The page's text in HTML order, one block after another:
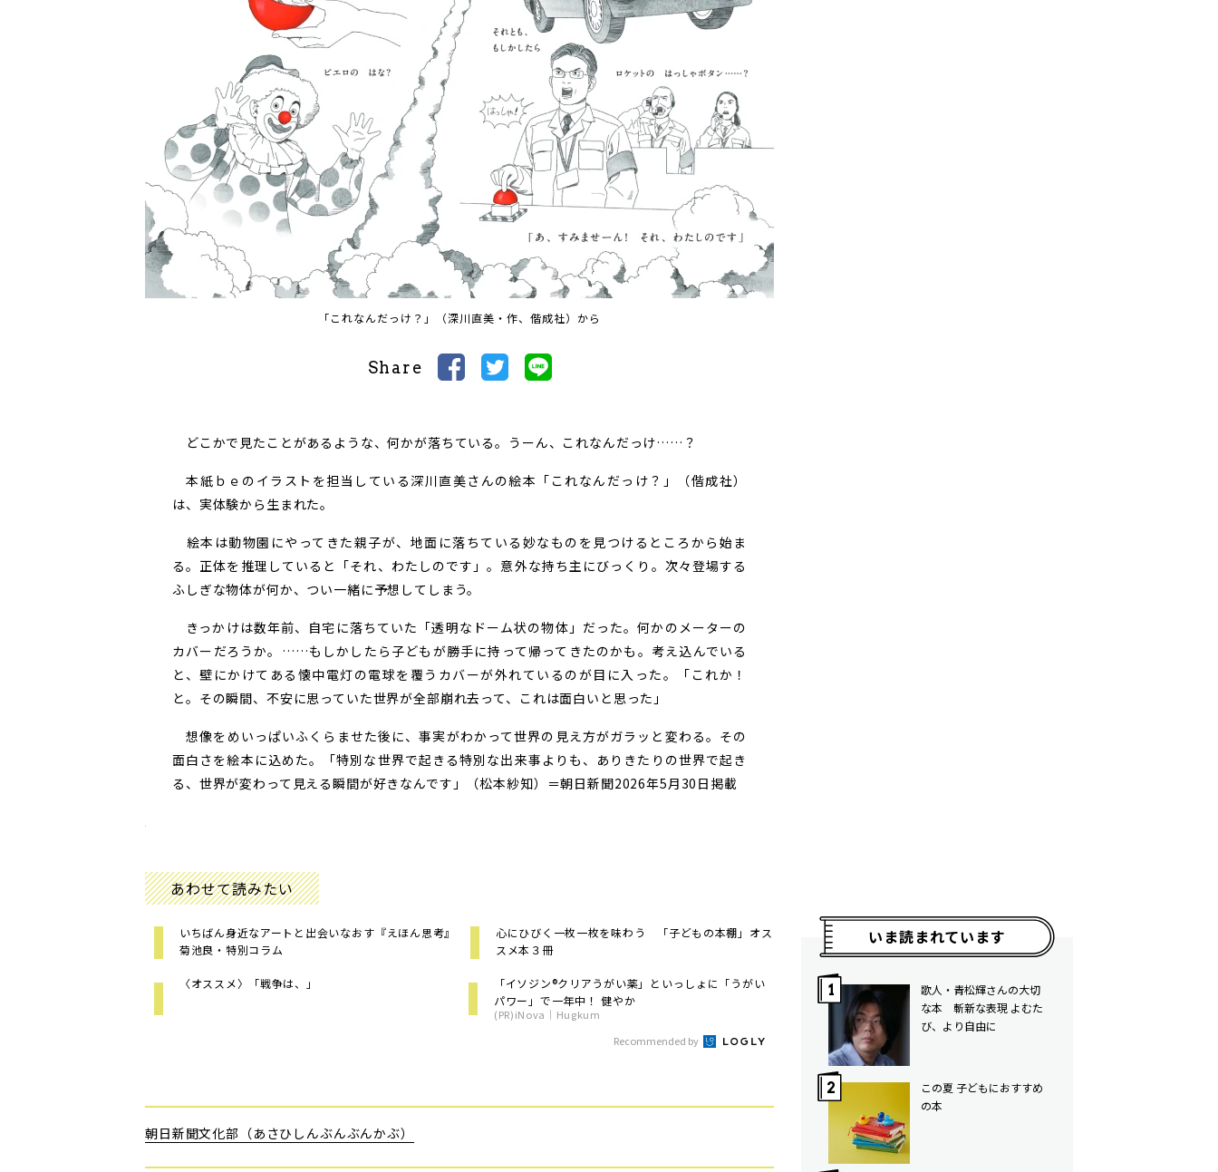
「これなんだっけ？」（深川直美・作、偕成社）から
Share
どこかで見たことがあるような、何かが落ちている。うーん、これなんだっけ……？
本紙ｂｅのイラストを担当している深川直美さんの絵本「これなんだっけ？」（偕成社）
は、実体験から生まれた。
絵本は動物園にやってきた親子が、地面に落ちている妙なものを見つけるところから始ま
る。正体を推理していると「それ、わたしのです」。意外な持ち主にびっくり。次々登場する
ふしぎな物体が何か、つい一緒に予想してしまう。
きっかけは数年前、自宅に落ちていた「透明なドーム状の物体」だった。何かのメーターの
カバーだろうか。……もしかしたら子どもが勝手に持って帰ってきたのかも。考え込んでいる
と、壁にかけてある懐中電灯の電球を覆うカバーが外れているのが目に入った。「これか！
と。その瞬間、不安に思っていた世界が全部崩れ去って、これは面白いと思った」
想像をめいっぱいふくらませた後に、事実がわかって世界の見え方がガラッと変わる。その
面白さを絵本に込めた。「特別な世界で起きる特別な出来事よりも、ありきたりの世界で起き
る、世界が変わって見える瞬間が好きなんです」（松本紗知）＝朝日新聞2026年5月30 日掲載
あわせて読みたい
いちばん身近なアートと出会いなおす――『えほん思考』
菊池良・特別コラム
心にひびく一枚一枚を味わう 「子どもの本棚」オス
スメ本３冊
〈オススメ〉「戦争は、」
「イソジン®クリアうがい薬」といっしょに「うがい
パワー」で一年中！ 健やか
(PR)iNova｜Hugkum
Recommended by
朝日新聞文化部（あさひしんぶんぶんかぶ）
いま読まれています
歌人・青松輝さんの大切
な本 斬新な表現 よむた
び、より自由に
この夏 子どもにおすすめ
の本